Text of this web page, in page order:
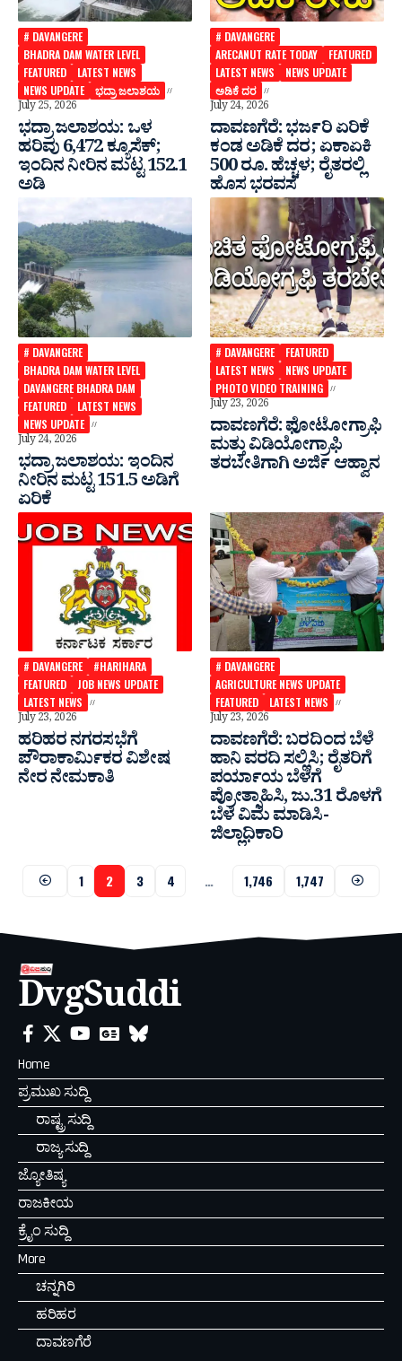
# DAVANGERE
BHADRA DAM WATER LEVEL
FEATURED
LATEST NEWS
NEWS UPDATE
ಭದ್ರಾ ಜಲಾಶಯ
July 25, 2026
ಭದ್ರಾ ಜಲಾಶಯ: ಒಳ
ಹರಿವು 6,472 ಕ್ಯೂಸೆಕ್;
ಇಂದಿನ ನೀರಿನ ಮಟ್ಟ 152.1
ಅಡಿ
# DAVANGERE
ARECANUT RATE TODAY
FEATURED
LATEST NEWS
NEWS UPDATE
ಅಡಿಕೆ ದರ
July 24, 2026
ದಾವಣಗೆರೆ: ಭರ್ಜರಿ ಏರಿಕೆ
ಕಂಡ ಅಡಿಕೆ ದರ; ಏಕಾಏಕಿ
500 ರೂ. ಹೆಚ್ಚಳ; ರೈತರಲ್ಲಿ
ಹೊಸ ಭರವಸೆ
# DAVANGERE
BHADRA DAM WATER LEVEL
DAVANGERE BHADRA DAM
FEATURED
LATEST NEWS
NEWS UPDATE
July 24, 2026
ಭದ್ರಾ ಜಲಾಶಯ: ಇಂದಿನ
ನೀರಿನ ಮಟ್ಟ 151.5 ಅಡಿಗೆ
ಏರಿಕೆ
# DAVANGERE
FEATURED
LATEST NEWS
NEWS UPDATE
PHOTO VIDEO TRAINING
July 23, 2026
ದಾವಣಗೆರೆ: ಫೋಟೋಗ್ರಾಫಿ
ಮತ್ತು ವಿಡಿಯೋಗ್ರಾಫಿ
ತರಬೇತಿಗಾಗಿ ಅರ್ಜಿ ಆಹ್ವಾನ
# DAVANGERE
#HARIHARA
FEATURED
JOB NEWS UPDATE
LATEST NEWS
July 23, 2026
ಹರಿಹರ ನಗರಸಭೆಗೆ
ಪೌರಾಕಾರ್ಮಿಕರ ವಿಶೇಷ
ನೇರ ನೇಮಕಾತಿ
# DAVANGERE
AGRICULTURE NEWS UPDATE
FEATURED
LATEST NEWS
July 23, 2026
ದಾವಣಗೆರೆ: ಬರದಿಂದ ಬೆಳೆ
ಹಾನಿ ವರದಿ ಸಲ್ಲಿಸಿ; ರೈತರಿಗೆ
ಪರ್ಯಾಯ ಬೆಳೆಗೆ
ಪ್ರೋತ್ಸಾಹಿಸಿ, ಜು.31 ರೊಳಗೆ
ಬೆಳೆ ವಿಮೆ ಮಾಡಿಸಿ-
ಜಿಲ್ಲಾಧಿಕಾರಿ
1 2 3 4 … 1,746 1,747
DvgSuddi
Home
ಪ್ರಮುಖ ಸುದ್ದಿ
ರಾಷ್ಟ್ರ ಸುದ್ದಿ
ರಾಜ್ಯ ಸುದ್ದಿ
ಜ್ಯೋತಿಷ್ಯ
ರಾಜಕೀಯ
ಕ್ರೈಂ ಸುದ್ದಿ
More
ಚನ್ನಗಿರಿ
ಹರಿಹರ
ದಾವಣಗೆರೆ